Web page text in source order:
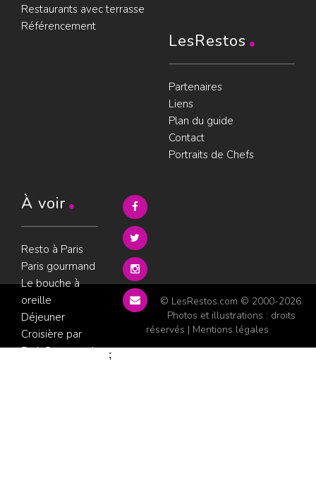
Restaurants avec terrasse
Référencement
LesRestos
Partenaires
Liens
Plan du guide
Contact
Portraits de Chefs
À voir
Resto à Paris
Paris gourmand
Le bouche à
oreille
Déjeuner
Croisière par
ParisGourmand
© LesRestos.com © 2000-2026.
Photos et illustrations : droits
réservés | Mentions légales
;